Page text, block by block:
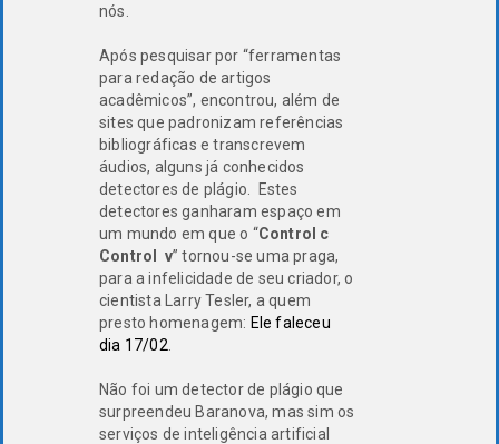
nós.
Após pesquisar por “ferramentas
para redação de artigos
acadêmicos”, encontrou, além de
sites que padronizam referências
bibliográficas e transcrevem
áudios, alguns já conhecidos
detectores de plágio. Estes
detectores ganharam espaço em
um mundo em que o “Control c
Control v” tornou-se uma praga,
para a infelicidade de seu criador, o
cientista Larry Tesler, a quem
presto homenagem: Ele faleceu
dia 17/02
Não foi um detector de plágio que
surpreendeu Baranova, mas sim os
serviços de inteligência artificial